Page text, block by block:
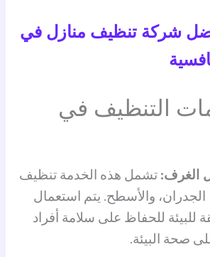
شركة تنظيف منازل في
التنظيف في
الغرف: تشمل هذه الخدمة تنظيف
الجدران، والأسطح. يتم استعمال
للبيئة للحفاظ على سلامة أفراد
صحة البيئة.